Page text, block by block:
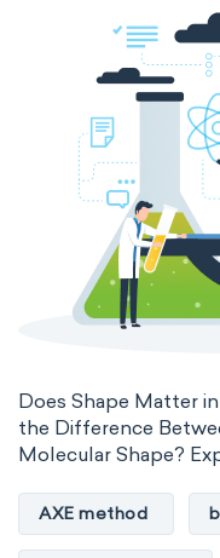
The Long Periodic
The 32-Column
Madelung rule
Does Shape Matter
the Difference
Molecular Shape?
AXE method